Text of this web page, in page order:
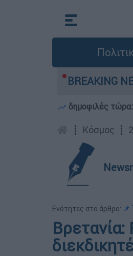
BREAKING
τον νεκρό του
δημοφιλές τώρα:
┋ Κόσμος ┋
Ενότητες στο άρθρο: 📌
Βρετανία: